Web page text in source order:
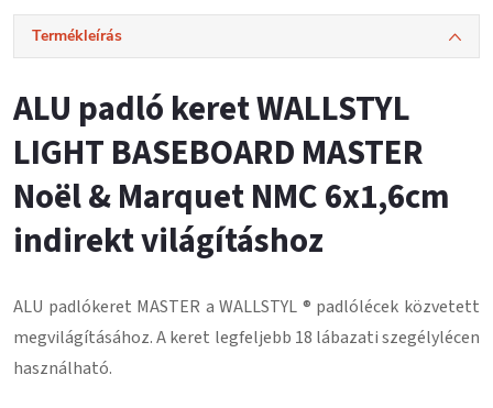
Termékleírás
ALU padló keret WALLSTYL
LIGHT BASEBOARD MASTER
Noël & Marquet NMC 6x1,6cm
indirekt világításhoz
ALU padlókeret MASTER a WALLSTYL ® padlólécek közvetett
megvilágításához. A keret legfeljebb 18 lábazati szegélylécen
használható.